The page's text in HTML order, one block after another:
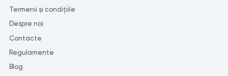
Termenii și condițiile
Despre noi
Contacte
Regulamente
Blog